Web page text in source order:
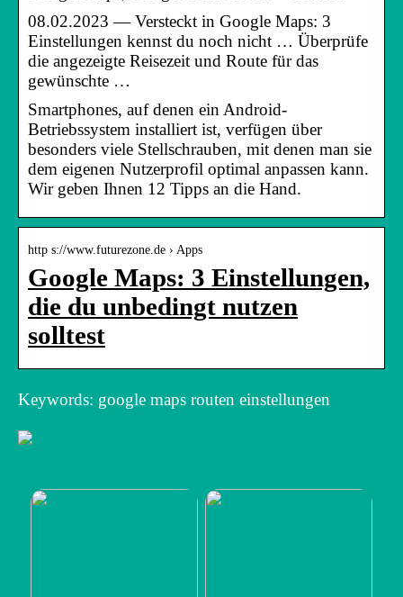
08.02.2023 — Versteckt in Google Maps: 3
Einstellungen kennst du noch nicht … Überprüfe
die angezeigte Reisezeit und Route für das
gewünschte …
Smartphones, auf denen ein Android-
Betriebssystem installiert ist, verfügen über
besonders viele Stellschrauben, mit denen man sie
dem eigenen Nutzerprofil optimal anpassen kann.
Wir geben Ihnen 12 Tipps an die Hand.
http s://www.futurezone.de › Apps
Google Maps: 3 Einstellungen,
die du unbedingt nutzen
solltest
Keywords: google maps routen einstellungen